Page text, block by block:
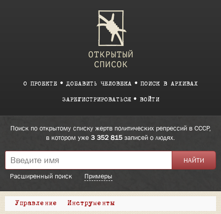
О ПРОЕКТЕ ДОБАВИТЬ ЧЕЛОВЕКА ПОИСК В АРХИВАХ
ЗАРЕГИСТРИРОВАТЬСЯ ВОЙТИ
Поиск по открытому списку жертв политических репрессий в СССР,
в котором уже 3 352 815 записей о людях.
Расширенный поиск Примеры
Управление Инструменты